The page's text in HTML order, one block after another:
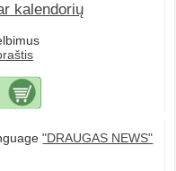
kalendorių
"DRAUGAS NEWS"